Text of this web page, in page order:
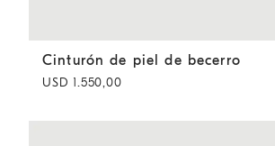
Cinturón de piel de becerro Marrón
Cinturón de piel de becerro
USD 1.550,00